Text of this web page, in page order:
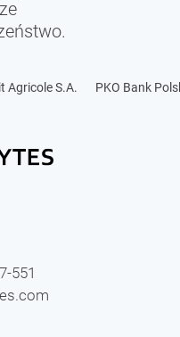
Agricole S.A. PKO Bank
551